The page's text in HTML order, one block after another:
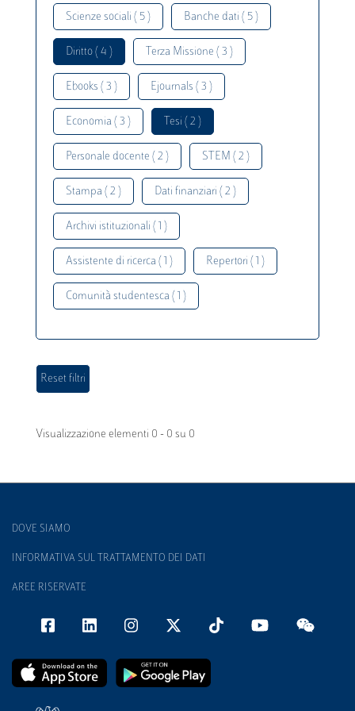
Scienze sociali ( 5 ) Banche dati ( 5 )
Diritto ( 4 ) Terza Missione ( 3 )
Ebooks ( 3 ) Ejournals ( 3 )
Economia ( 3 ) Tesi ( 2 )
Personale docente ( 2 ) STEM ( 2 )
Stampa ( 2 ) Dati finanziari ( 2 )
Archivi istituzionali ( 1 )
Assistente di ricerca ( 1 ) Repertori ( 1 )
Comunità studentesca ( 1 )
Visualizzazione elementi 0 - 0 su 0
DOVE SIAMO
INFORMATIVA SUL TRATTAMENTO DEI DATI
AREE RISERVATE